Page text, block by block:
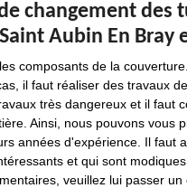
changement des
Aubin En Bray
composants de la
il faut réaliser des travaux
très dangereux et il faut
Ainsi, nous pouvons vous
années d'expérience. Il faut
et qui sont
veuillez lui passer un